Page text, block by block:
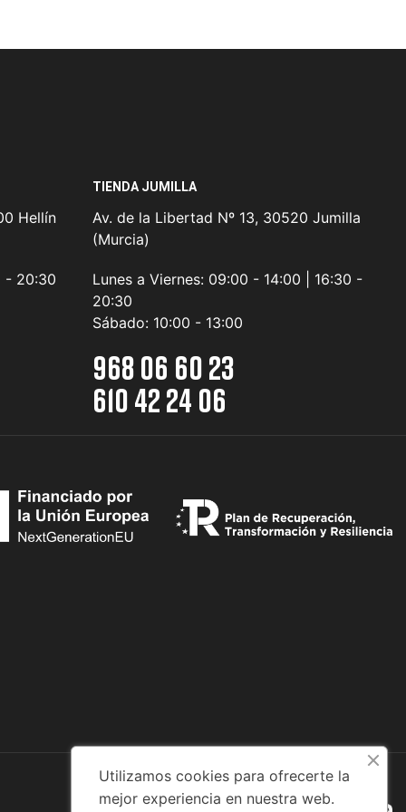
Hellín
- 20:30
TIENDA JUMILLA
Av. de la Libertad Nº 13, 30520 Jumilla
(Murcia)
Lunes a Viernes: 09:00 - 14:00 | 16:30 -
20:30
Sábado: 10:00 - 13:00
968 06 60 23
610 42 24 06
Utilizamos cookies para ofrecerte la
mejor experiencia en nuestra web.